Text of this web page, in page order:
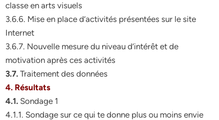
classe en arts visuels
3.6.6. Mise en place d’activités présentées sur le site
Internet
3.6.7. Nouvelle mesure du niveau d’intérêt et de
motivation après ces activités
3.7. Traitement des données
4. Résultats
4.1. Sondage 1
4.1.1. Sondage sur ce qui te donne plus ou moins envie